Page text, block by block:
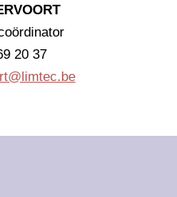
20 37